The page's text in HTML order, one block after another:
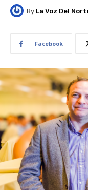
By La Voz Del
Facebook